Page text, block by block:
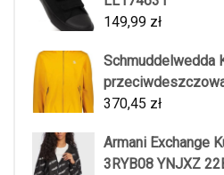
149,99 zł
Schmuddelwedda
370,45 zł
Armani Exchange
3RYB08 YNJXZ